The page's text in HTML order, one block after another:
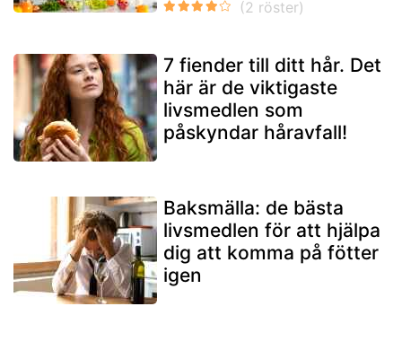
7 fiender till ditt hår. Det
här är de viktigaste
livsmedlen som
påskyndar håravfall!
Baksmälla: de bästa
livsmedlen för att hjälpa
dig att komma på fötter
igen